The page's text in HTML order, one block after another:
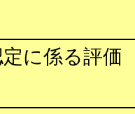
に係る評価